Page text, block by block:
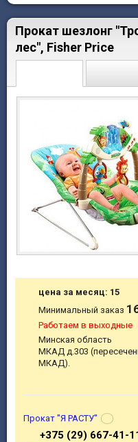
Прокат шезлонг
лес", Fisher Price
цена за месяц: 15
Минимальный заказ
Работаем в выходные
Минская область
МКАД д.303
МКАД).
Прокат "Я РАСТУ"
+375 (29) 667-41-